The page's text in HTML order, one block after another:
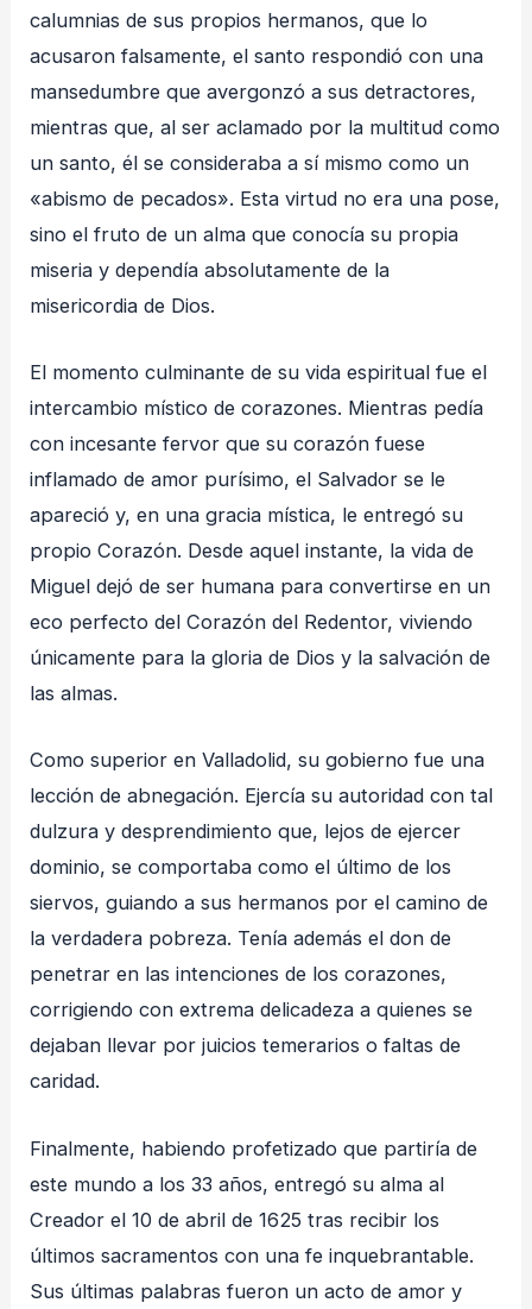
calumnias de sus propios hermanos, que lo
acusaron falsamente, el santo respondió con una
mansedumbre que avergonzó a sus detractores,
mientras que, al ser aclamado por la multitud como
un santo, él se consideraba a sí mismo como un
«abismo de pecados». Esta virtud no era una pose,
sino el fruto de un alma que conocía su propia
miseria y dependía absolutamente de la
misericordia de Dios.
El momento culminante de su vida espiritual fue el
intercambio místico de corazones. Mientras pedía
con incesante fervor que su corazón fuese
inflamado de amor purísimo, el Salvador se le
apareció y, en una gracia mística, le entregó su
propio Corazón. Desde aquel instante, la vida de
Miguel dejó de ser humana para convertirse en un
eco perfecto del Corazón del Redentor, viviendo
únicamente para la gloria de Dios y la salvación de
las almas.
Como superior en Valladolid, su gobierno fue una
lección de abnegación. Ejercía su autoridad con tal
dulzura y desprendimiento que, lejos de ejercer
dominio, se comportaba como el último de los
siervos, guiando a sus hermanos por el camino de
la verdadera pobreza. Tenía además el don de
penetrar en las intenciones de los corazones,
corrigiendo con extrema delicadeza a quienes se
dejaban llevar por juicios temerarios o faltas de
caridad.
Finalmente, habiendo profetizado que partiría de
este mundo a los 33 años, entregó su alma al
Creador el 10 de abril de 1625 tras recibir los
últimos sacramentos con una fe inquebrantable.
Sus últimas palabras fueron un acto de amor y